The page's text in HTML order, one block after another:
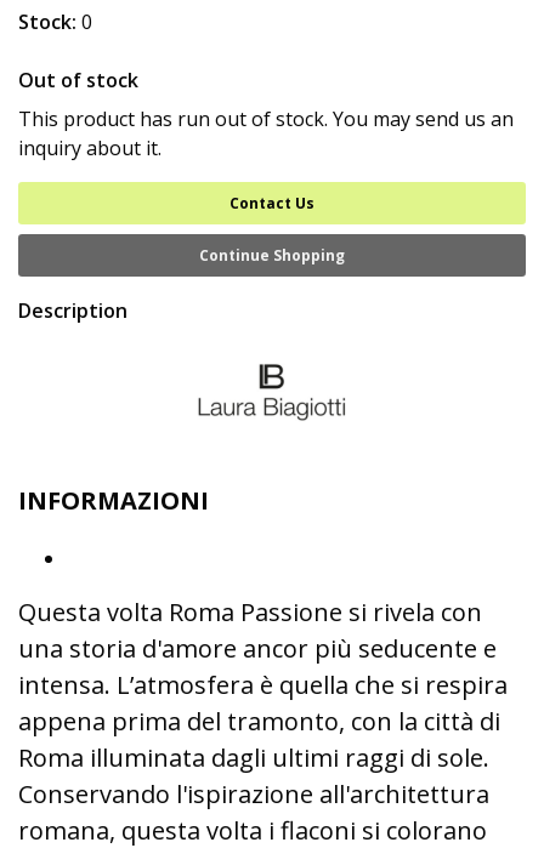
Stock: 0
Out of stock
This product has run out of stock. You may send us an
inquiry about it.
Contact Us
Continue Shopping
Description
INFORMAZIONI
Questa volta Roma Passione si rivela con
una storia d'amore ancor più seducente e
intensa. L’atmosfera è quella che si respira
appena prima del tramonto, con la città di
Roma illuminata dagli ultimi raggi di sole.
Conservando l'ispirazione all'architettura
romana, questa volta i flaconi si colorano